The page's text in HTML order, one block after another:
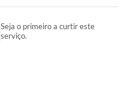
Seja o primeiro a curtir este
serviço.